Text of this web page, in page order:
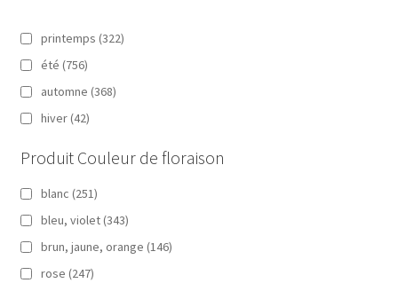
printemps (322)
été (756)
automne (368)
hiver (42)
Produit Couleur de floraison
blanc (251)
bleu, violet (343)
brun, jaune, orange (146)
rose (247)